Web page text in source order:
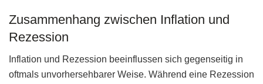
Zusammenhang zwischen Inflation und
Rezession
Inflation und Rezession beeinflussen sich gegenseitig in
oftmals unvorhersehbarer Weise. Während eine Rezession